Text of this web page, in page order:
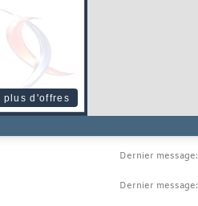
plus d'offres
Dernier message:
Dernier message: